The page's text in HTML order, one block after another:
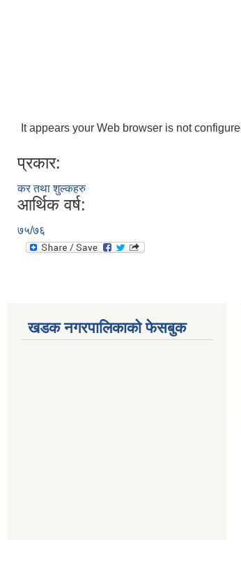
It appears your Web browser is not
प्रकार:
कर तथा शुल्कहरु
आर्थिक वर्ष:
७५/७६
खडक नगरपालिकाको फेसबुक